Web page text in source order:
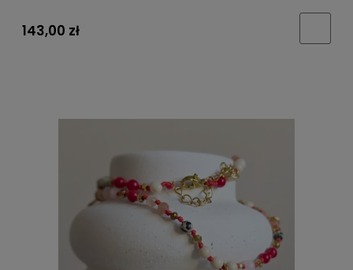
143,00 zł